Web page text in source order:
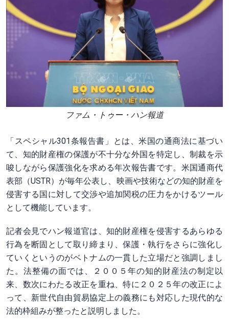
ファム・トゥー・ハン報道
「スペシャル301条報告書」とは、米国の通商法に基づい
て、知的財産権の保護が不十分な外国を特定し、制裁を示
唆しながら保護強化を求める年次報告書です。米国通商代
表部（USTR）が毎年公表し、映画や技術などの知的財産を
侵害する国に対して交渉や追加関税の圧力をかけるツール
として機能しています。
記者会見でハン報道官は、知的財産権を侵害するあらゆる
行為を断固として取り締まり、保護・執行をさらに強化し
ていくというのがベトナムの一貫した立場だと強調しまし
た。法整備の面では、２００５年の知的財産法の制定以
来、数次にわたる改正を重ね、特に２０２５年の改正によ
って、新世代自由貿易協定上の義務にも対応した現代的な
法的枠組みが整ったと説明しました。